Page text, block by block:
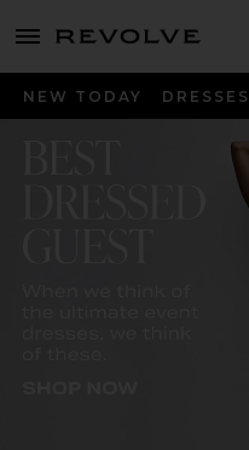
menu - shows more content
NEW TODAY DRESSES